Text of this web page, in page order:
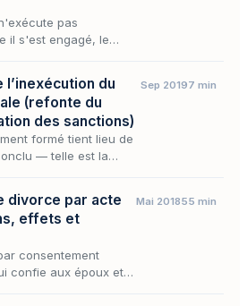
pas
il s'est engagé, le
l’inexécution du
(refonte du
des sanctions)
formé tient lieu de
— telle est la
Sep 20197 min
divorce par acte
effets et
consentement
confie aux époux et à
Mai 201855 min